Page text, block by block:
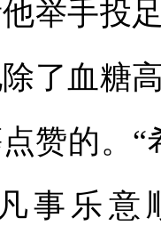
举手投
了血糖
赞的。
事乐意